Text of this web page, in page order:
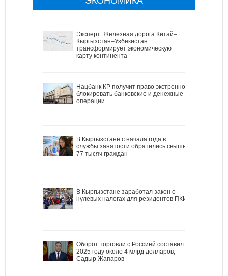
Эксперт: Железная дорога Китай–
Кыргызстан–Узбекистан
трансформирует экономическую
карту континента
Нацбанк КР получит право экстренно
блокировать банковские и денежные
операции
В Кыргызстане с начала года в
службы занятости обратились свыше
77 тысяч граждан
В Кыргызстане заработал закон о
нулевых налогах для резидентов ПКИ
Оборот торговли с Россией составил в
2025 году около 4 млрд долларов, -
Садыр Жапаров